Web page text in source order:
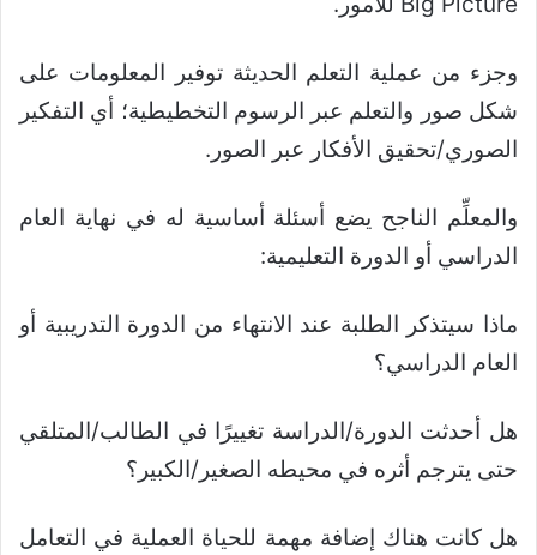
وجزء من عملية التعلم الحديثة توفير المعلومات على
شكل صور والتعلم عبر الرسوم التخطيطية؛ أي التفكير
الصوري/تحقيق الأفكار عبر الصور.
والمعلِّم الناجح يضع أسئلة أساسية له في نهاية العام
الدراسي أو الدورة التعليمية:
ماذا سيتذكر الطلبة عند الانتهاء من الدورة التدريبية أو
العام الدراسي؟
هل أحدثت الدورة/الدراسة تغييرًا في الطالب/المتلقي
حتى يترجم أثره في محيطه الصغير/الكبير؟
هل كانت هناك إضافة مهمة للحياة العملية في التعامل